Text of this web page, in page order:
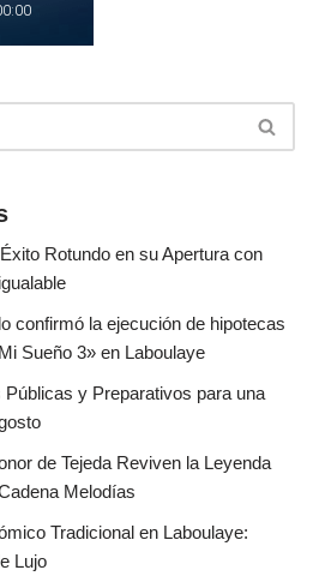
Rotundo en su Apertura con
confirmó la ejecución de hipotecas
Sueño 3» en Laboulaye
y Preparativos para una
de Tejeda Reviven la Leyenda
Melodías
Tradicional en Laboulaye:
Lujo